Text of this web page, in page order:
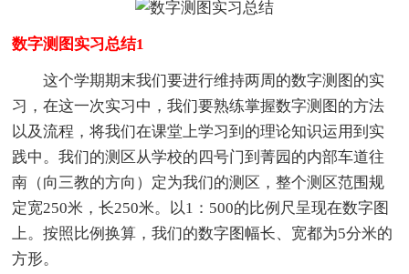
数字测图实习总结1
这个学期期末我们要进行维持两周的数字测图的实
习，在这一次实习中，我们要熟练掌握数字测图的方法
以及流程，将我们在课堂上学习到的理论知识运用到实
践中。我们的测区从学校的四号门到菁园的内部车道往
南（向三教的方向）定为我们的测区，整个测区范围规
定宽250米，长250米。以1：500的比例尺呈现在数字图
上。按照比例换算，我们的数字图幅长、宽都为5分米的
方形。